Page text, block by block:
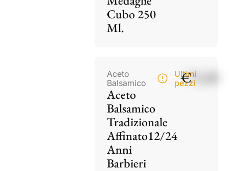
Cubo 250
Ml.
Aceto
Balsamico
Aceto
Balsamico
Tradizionale
Affinato12/24
Anni
Barbieri
Ultimi
pezzi
€75,00